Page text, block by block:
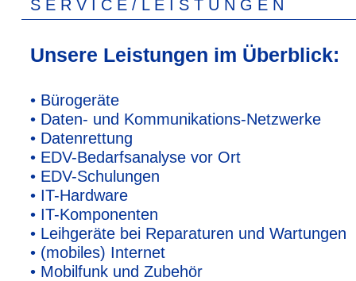
S E R V I C E / L E I S T U N G E N
Unsere Leistungen im Überblick:
• Bürogeräte
• Daten- und Kommunikations-Netzwerke
• Datenrettung
• EDV-Bedarfsanalyse vor Ort
• EDV-Schulungen
• IT-Hardware
• IT-Komponenten
• Leihgeräte bei Reparaturen und Wartungen
• (mobiles) Internet
• Mobilfunk und Zubehör